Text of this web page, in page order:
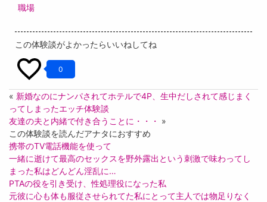
職場
この体験談がよかったらいいねしてね
0
« 新婚なのにナンパされてホテルで4P、生中だしされて感じまく
ってしまったエッチ体験談
友達の夫と内緒で付き合うことに・・・ »
この体験談を読んだアナタにおすすめ
携帯のTV電話機能を使って
一緒に逝けて最高のセックスを野外露出という刺激で味わってし
まった私はどんどん淫乱に…
PTAの役を引き受け、性処理役になった私
元彼に心も体も服従させられてた私にとって主人では物足りなく